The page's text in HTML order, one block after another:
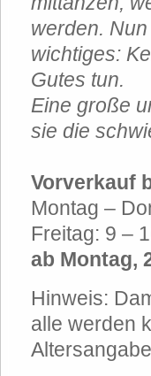
werden.
wichtiges:
Gutes tun.
Eine große
sie die
Vorverkauf
Montag –
Freitag: 9 –
ab Montag,
Hinweis:
alle werden